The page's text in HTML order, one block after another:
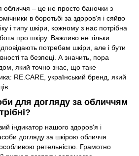
обличчя – це не просто баночки з
в боротьбі за здоров'я і сяйво
і типу шкіри, кожному з нас потрібна
про шкіру. Важливо не тільки
потребам шкіри, але і бути
та безпеці. А значить, пора
який точно знає, що таке
RE.CARE, український бренд, який
для догляду за обличчям
індикатор нашого здоров'я і
догляду за шкірою обличчя
ретельністю. Грамотно